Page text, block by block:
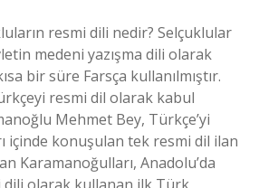
resmi dili nedir? Selçuklular
medeni yazışma dili olarak
bir süre Farsça kullanılmıştır.
resmi dil olarak kabul
Mehmet Bey, Türkçe’yi
içinde konuşulan tek resmi dil ilan
Karamanoğulları, Anadolu’da